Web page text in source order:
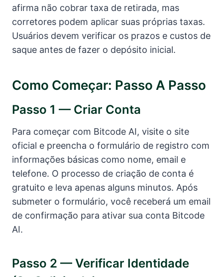
afirma não cobrar taxa de retirada, mas
corretores podem aplicar suas próprias taxas.
Usuários devem verificar os prazos e custos de
saque antes de fazer o depósito inicial.
Como Começar: Passo A Passo
Passo 1 — Criar Conta
Para começar com Bitcode AI, visite o site
oficial e preencha o formulário de registro com
informações básicas como nome, email e
telefone. O processo de criação de conta é
gratuito e leva apenas alguns minutos. Após
submeter o formulário, você receberá um email
de confirmação para ativar sua conta Bitcode
AI.
Passo 2 — Verificar Identidade